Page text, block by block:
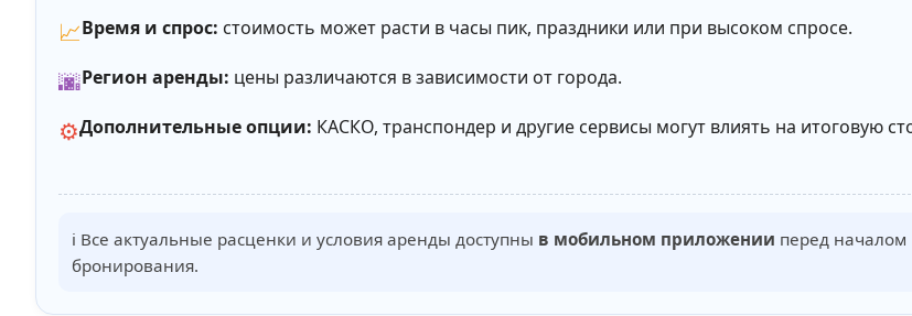
📈Время и спрос: стоимость может расти в часы пик, праздники или при высоком спросе.
🌆Регион аренды: цены различаются в зависимости от города.
⚙️Дополнительные опции: КАСКО, транспондер и другие сервисы могут влиять на итоговую
ℹ️ Все актуальные расценки и условия аренды доступны в мобильном приложении перед началом
бронирования.